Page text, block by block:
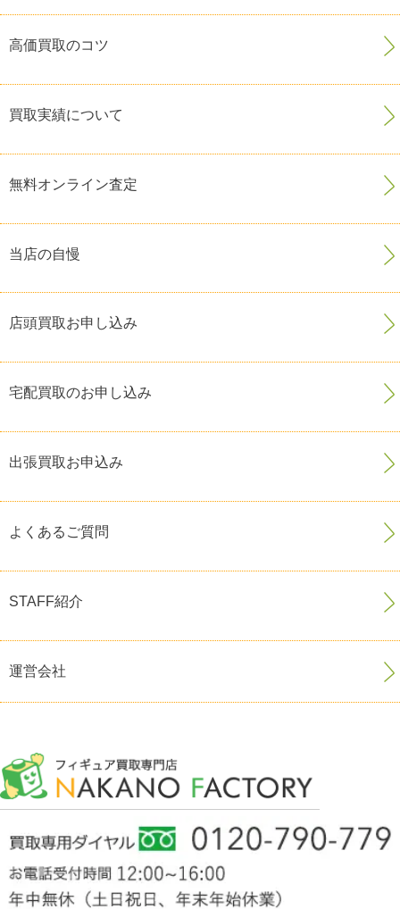
高価買取のコツ
買取実績について
無料オンライン査定
当店の自慢
店頭買取お申し込み
宅配買取のお申し込み
出張買取お申込み
よくあるご質問
STAFF紹介
運営会社